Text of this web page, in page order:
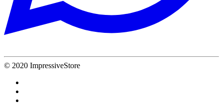
© 2020 ImpressiveStore